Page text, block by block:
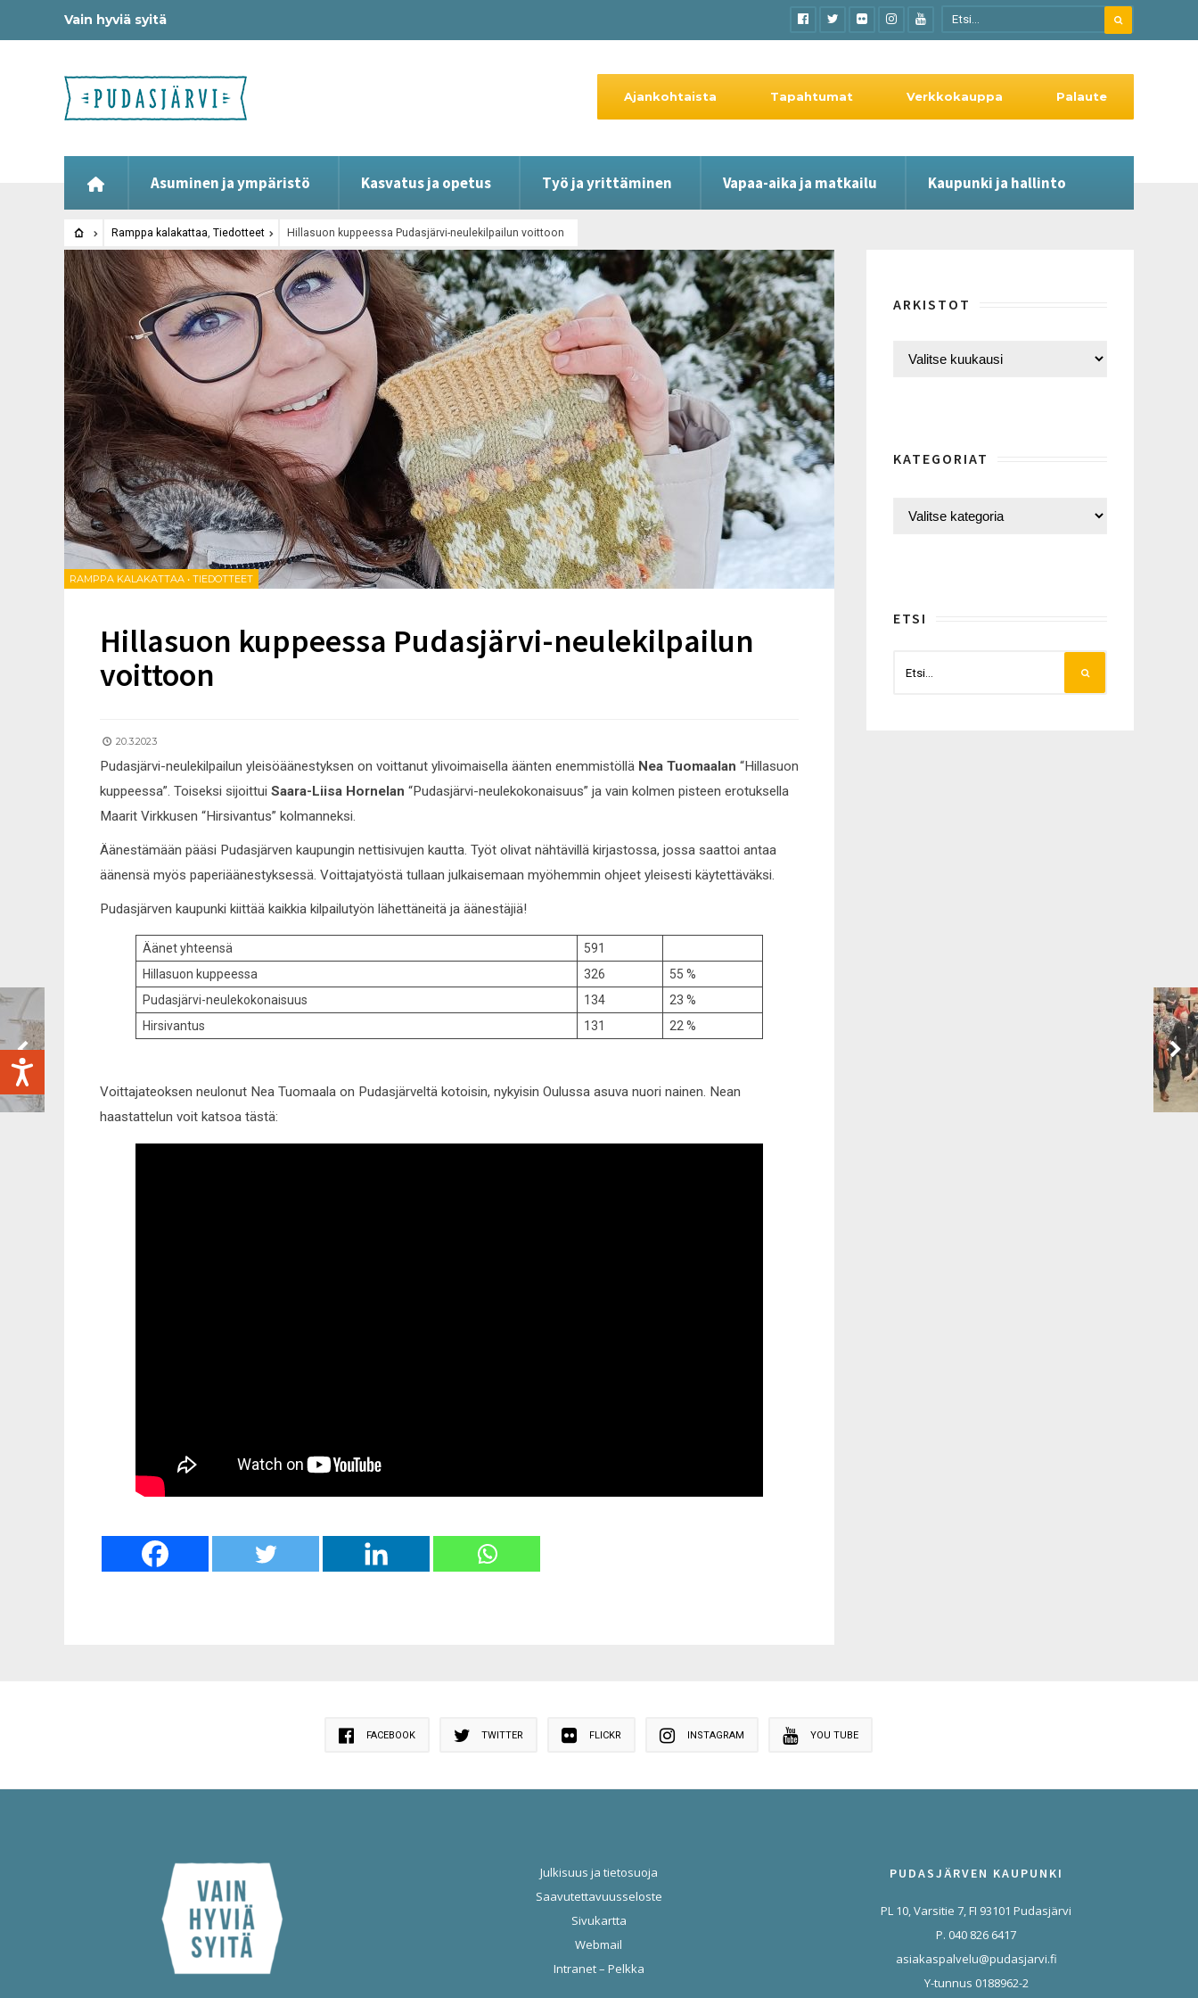
Vain hyviä syitä
Asuminen ja ympäristö Kasvatus ja opetus Työ ja yrittäminen Vapaa-aika ja matkailu Kaupunki ja hallinto
Ajankohtaista Tapahtumat Verkkokauppa Palaute
Ramppa kalakattaa, Tiedotteet Hillasuon kuppeessa Pudasjärvi-neulekilpailun voittoon
RAMPPA KALAKATTAA • TIEDOTTEET
Hillasuon kuppeessa Pudasjärvi-neulekilpailun
voittoon
20.3.2023
Pudasjärvi-neulekilpailun yleisöäänestyksen on voittanut ylivoimaisella äänten enemmistöllä Nea Tuomaalan “Hillasuon
kuppeessa”. Toiseksi sijoittui Saara-Liisa Hornelan “Pudasjärvi-neulekokonaisuus” ja vain kolmen pisteen erotuksella
Maarit Virkkusen “Hirsivantus” kolmanneksi.
Äänestämään pääsi Pudasjärven kaupungin nettisivujen kautta. Työt olivat nähtävillä kirjastossa, jossa saattoi antaa
äänensä myös paperiäänestyksessä. Voittajatyöstä tullaan julkaisemaan myöhemmin ohjeet yleisesti käytettäväksi.
Pudasjärven kaupunki kiittää kaikkia kilpailutyön lähettäneitä ja äänestäjiä!
Äänet yhteensä
591
Hillasuon kuppeessa
326
55 %
Pudasjärvi-neulekokonaisuus
134
23 %
Hirsivantus
131 22 %
Voittajateoksen neulonut Nea Tuomaala on Pudasjärveltä kotoisin, nykyisin Oulussa asuva nuori nainen. Nean
haastattelun voit katsoa tästä:
ARKISTOT
KATEGORIAT
ETSI
FACEBOOK TWITTER FLICKR INSTAGRAM YOU TUBE
Julkisuus ja tietosuoja
Saavutettavuusseloste
Sivukartta
Webmail
Intranet – Pelkka
PUDASJÄRVEN KAUPUNKI
PL 10, Varsitie 7, FI 93101 Pudasjärvi
P. 040 826 6417
asiakaspalvelu@pudasjarvi.fi
Y-tunnus 0188962-2